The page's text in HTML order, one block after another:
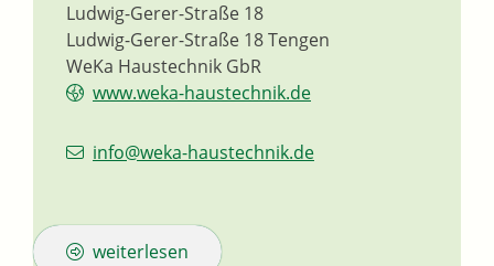
WeKa Haustechnik GbR
Ludwig-Gerer-Straße 18
Ludwig-Gerer-Straße 18Tengen
www.weka-haustechnik.de
info@weka-haustechnik.de
weiterlesen